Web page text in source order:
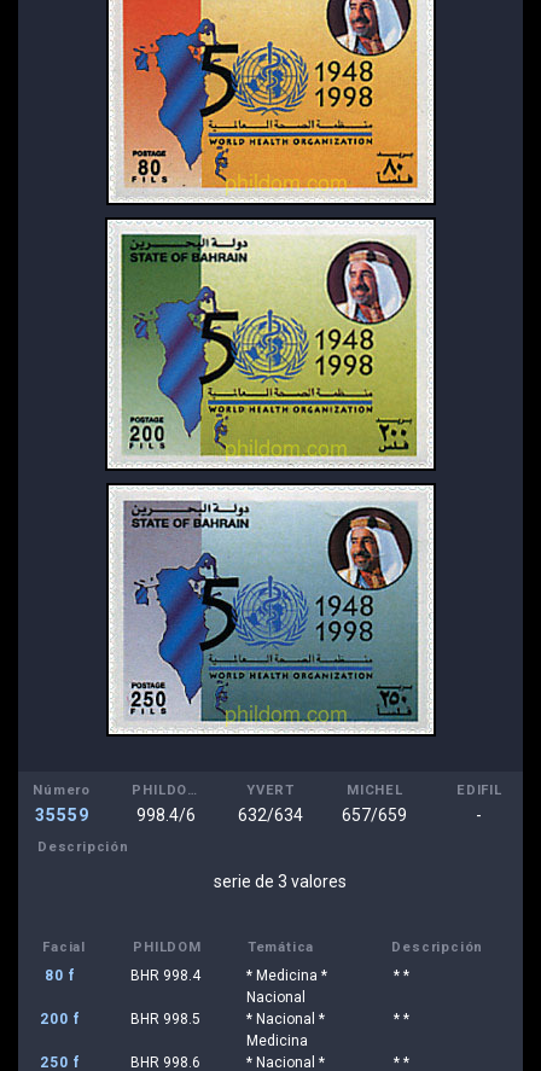
Número
35559
PHILDOM
998.4/6
YVERT
632/634
MICHEL
657/659
EDIFIL
-
Descripción
serie de 3 valores
Facial PHILDOM Temática Descripción
80 f BHR 998.4
* Medicina *
Nacional
* *
200 f BHR 998.5
* Nacional *
Medicina
* *
250 f BHR 998.6
* Nacional *
* *